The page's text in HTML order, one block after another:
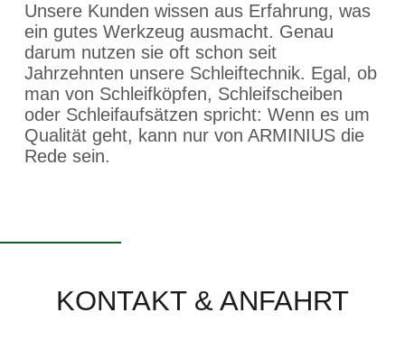
Unsere Kunden wissen aus Erfahrung, was
ein gutes Werkzeug ausmacht. Genau
darum nutzen sie oft schon seit
Jahrzehnten unsere Schleiftechnik. Egal, ob
man von Schleifköpfen, Schleifscheiben
oder Schleifaufsätzen spricht: Wenn es um
Qualität geht, kann nur von ARMINIUS die
Rede sein.
KONTAKT & ANFAHRT